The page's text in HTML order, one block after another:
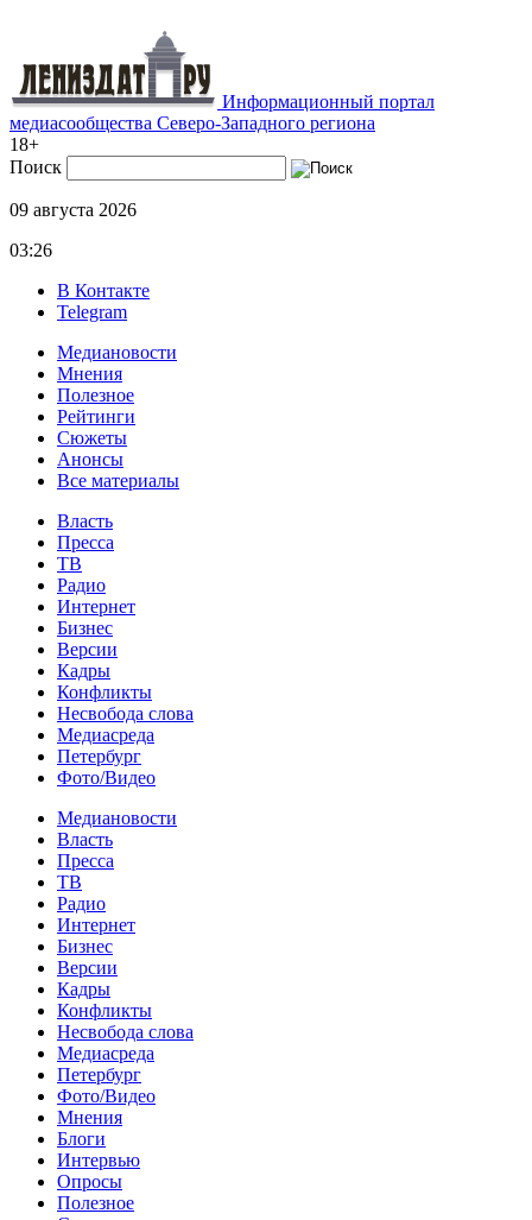
Информационный портал
медиасообщества Северо-Западного региона
18+
Поиск
09 августа 2026
03:26
В Контакте
Telegram
Медиановости
Мнения
Полезное
Рейтинги
Сюжеты
Анонсы
Все материалы
Власть
Пресса
ТВ
Радио
Интернет
Бизнес
Версии
Кадры
Конфликты
Несвобода слова
Медиасреда
Петербург
Фото/Видео
Медиановости
Власть
Пресса
ТВ
Радио
Интернет
Бизнес
Версии
Кадры
Конфликты
Несвобода слова
Медиасреда
Петербург
Фото/Видео
Мнения
Блоги
Интервью
Опросы
Полезное